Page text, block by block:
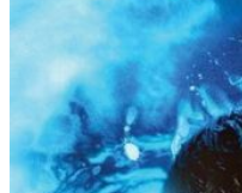
⭐⭐⭐⭐⭐⭐
⭐⭐⭐⭐⭐ ☆
⭐⭐⭐⭐ ☆ ☆
⭐⭐⭐ ☆ ☆ ☆
⭐⭐ ☆ ☆ ☆ ☆
⭐ ☆ ☆ ☆ ☆ ☆